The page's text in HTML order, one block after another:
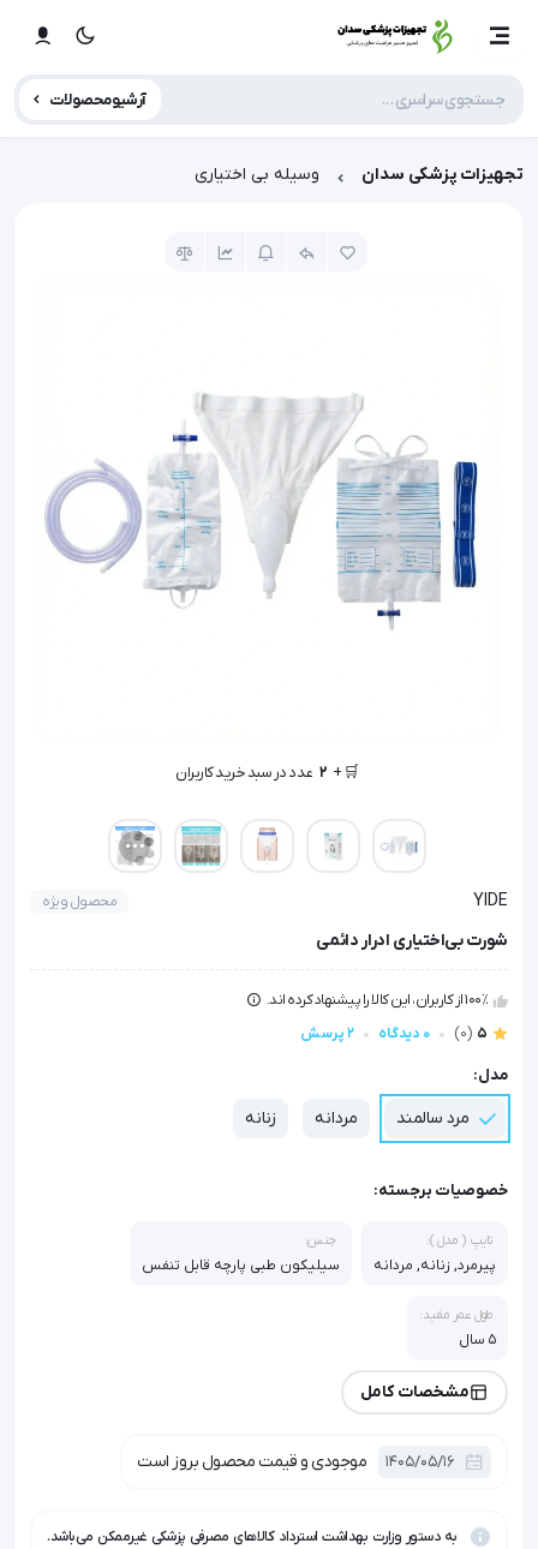
آرشیو محصولات
تجهیزات پزشکی سدان وسیله بی اختیاری
🛒 +
2 عدد در سبد خرید کاربران
YIDE محصول ویژه
شورت بی‌اختیاری ادرار دائمی
100٪ از کاربران، این کالا را پیشنهاد کرده اند.
5
(0) 0 دیدگاه 2 پرسش
مدل:
مرد سالمند مردانه زنانه
خصوصیات برجسته:
تایپ ( مدل ):
پیرمرد, زنانه, مردانه
جنس:
سیلیکون طبی پارچه قابل تنفس
طول عمر مفید:
۵ سال
مشخصات کامل
1405/05/16 موجودی و قیمت محصول بروز است
به دستور وزارت بهداشت استرداد کالاهای مصرفی پزشکی غیرممکن می‌باشد.